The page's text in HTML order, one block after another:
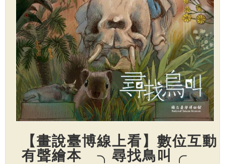
【畫說臺博線上看】數位互動
有聲繪本 ╮尋找鳥叫╭